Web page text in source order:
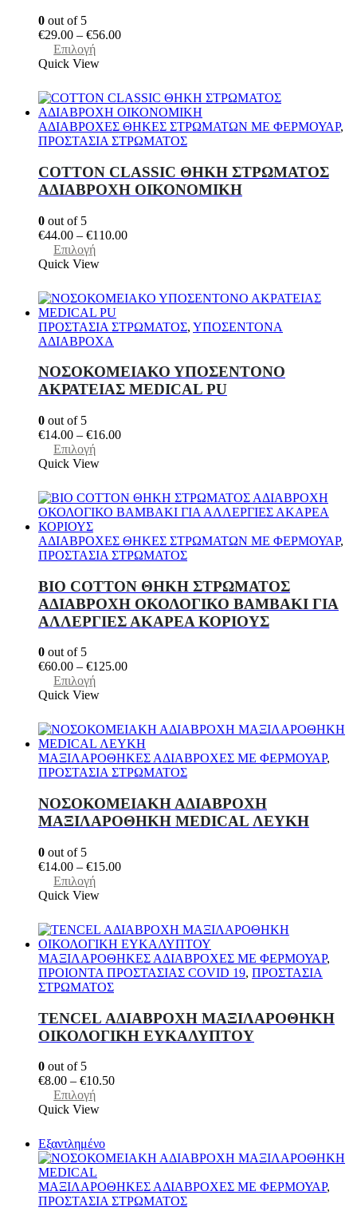
του
0 out of 5
€29.00 – €56.00Price
€56.00
Επιλογή
έχει
πολλαπλές
παραλλαγές.
Οι
επιλογές
να
επιλεγούν
του
Quick View
ΑΔΙΑΒΡΟΧΕΣ ΘΗΚΕΣ ΣΤΡΩΜΑΤΩΝ ΜΕ ΦΕΡΜΟΥΑΡ,
ΠΡΟΣΤΑΣΙΑ ΣΤΡΩΜΑΤΟΣ
COTTON CLASSIC ΘΗKΗ ΣΤΡΩΜΑΤΟΣ
ΑΔΙΑΒΡΟΧΗ ΟΙΚΟΝΟΜΙΚΗ
0 out of 5
€44.00 – €110.00Price
€110.00
Επιλογή
έχει
πολλαπλές
παραλλαγές.
Οι
επιλογές
μπορούν
να
επιλεγούν
του
Quick View
ΠΡΟΣΤΑΣΙΑ ΣΤΡΩΜΑΤΟΣ, ΥΠΟΣΕΝΤΟΝΑ
ΑΔΙΑΒΡΟΧΑ
ΝΟΣΟΚΟΜΕΙΑΚΟ ΥΠΟΣΕΝΤΟΝΟ
ΑΚΡΑΤΕΙΑΣ MEDICAL PU
0 out of 5
€14.00 – €16.00Price
€16.00
Επιλογή
έχει
πολλαπλές
παραλλαγές.
Οι
επιλογές
μπορούν
επιλεγούν
στη
σελίδα
Quick View
ΑΔΙΑΒΡΟΧΕΣ ΘΗΚΕΣ ΣΤΡΩΜΑΤΩΝ ΜΕ ΦΕΡΜΟΥΑΡ,
ΠΡΟΣΤΑΣΙΑ ΣΤΡΩΜΑΤΟΣ
BIO COTTON ΘΗΚΗ ΣΤΡΩΜΑΤΟΣ
ΑΔΙΑΒΡΟΧΗ ΟΚΟΛΟΓΙΚΟ ΒΑΜΒΑΚΙ ΓΙΑ
ΑΛΛΕΡΓΙΕΣ ΑΚΑΡΕΑ ΚΟΡΙΟΥΣ
0 out of 5
€60.00 – €125.00Price
€125.00
Επιλογή
έχει
πολλαπλές
παραλλαγές.
Οι
επιλογές
να
επιλεγούν
του
Quick View
ΜΑΞΙΛΑΡΟΘΗΚΕΣ ΑΔΙΑΒΡΟΧΕΣ ΜΕ ΦΕΡΜΟΥΑΡ,
ΠΡΟΣΤΑΣΙΑ ΣΤΡΩΜΑΤΟΣ
ΝΟΣΟΚΟΜΕΙΑΚΗ ΑΔΙΑΒΡΟΧΗ
ΜΑΞΙΛΑΡΟΘΗΚΗ MEDICAL ΛΕΥΚΗ
0 out of 5
€14.00 – €15.00Price
€15.00
Επιλογή
έχει
πολλαπλές
παραλλαγές.
Οι
επιλογές
μπορούν
επιλεγούν
στη
προϊόντος
Quick View
ΜΑΞΙΛΑΡΟΘΗΚΕΣ ΑΔΙΑΒΡΟΧΕΣ ΜΕ ΦΕΡΜΟΥΑΡ,
ΠΡΟΙΟΝΤΑ ΠΡΟΣΤΑΣΙΑΣ COVID 19, ΠΡΟΣΤΑΣΙΑ
ΣΤΡΩΜΑΤΟΣ
TENCEL ΑΔΙΑΒΡΟΧΗ ΜΑΞΙΛΑΡΟΘΗΚΗ
ΟΙΚΟΛΟΓΙΚΗ ΕΥΚΑΛΥΠΤΟΥ
0 out of 5
€8.00 – €10.50Price
Επιλογή
πολλαπλές
παραλλαγές.
Οι
επιλογές
Quick View
Εξαντλημένο
ΜΑΞΙΛΑΡΟΘΗΚΕΣ ΑΔΙΑΒΡΟΧΕΣ ΜΕ ΦΕΡΜΟΥΑΡ,
ΠΡΟΣΤΑΣΙΑ ΣΤΡΩΜΑΤΟΣ